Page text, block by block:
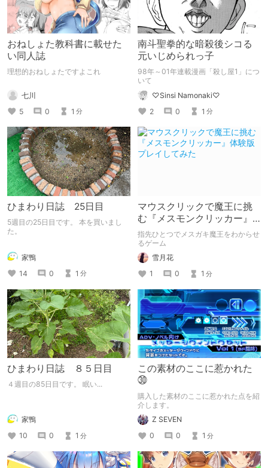
おねしょた教科書に載せた
い同人誌
理想的おねしょたですよこれ
七川
5
0 1 分
南斗聖拳的な暗殺後シコる
元いじめられっ子
98年～01年連載漫画「殺し屋1」につ
いて
♡Sinsi Namonaki♡
2
0 1 分
ひまわり日誌 25日目
5週目の25日目です。 本を買いまし
た。
家鴨
14
0 1 分
マウスクリックで魔王に挑
む『メスモンクリッカー』
体験版プレイしてみた
指先ひとつでメスガキ魔王をわからせ
るゲーム
雪月花
1
0 1 分
ひまわり日誌 ８５日目
４週目の85日目です。 眠い...
家鴨
10
0 1 分
この素材のここに惹かれた
㉚
購入した素材のここに惹かれた点を紹
介します。
Z SEVEN
0
0 1 分